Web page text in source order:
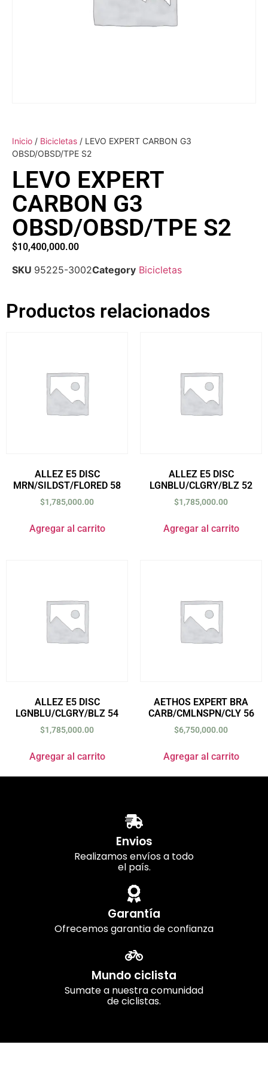
Inicio / Bicicletas / LEVO EXPERT CARBON G3
OBSD/OBSD/TPE S2
LEVO EXPERT
CARBON G3
OBSD/OBSD/TPE S2
$10,400,000.00
SKU 95225-3002Category Bicicletas
Productos relacionados
ALLEZ E5 DISC
MRN/SILDST/FLORED 58
$1,785,000.00
Agregar al carrito
ALLEZ E5 DISC
LGNBLU/CLGRY/BLZ 52
$1,785,000.00
Agregar al carrito
ALLEZ E5 DISC
LGNBLU/CLGRY/BLZ 54
$1,785,000.00
Agregar al carrito
AETHOS EXPERT BRA
CARB/CMLNSPN/CLY 56
$6,750,000.00
Agregar al carrito
Envios
Realizamos envíos a todo
el país.
Garantía
Ofrecemos garantia de confianza
Mundo ciclista
Sumate a nuestra comunidad
de ciclistas.